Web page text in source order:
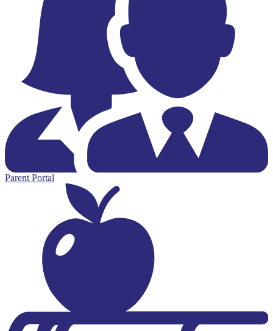
Parent Portal